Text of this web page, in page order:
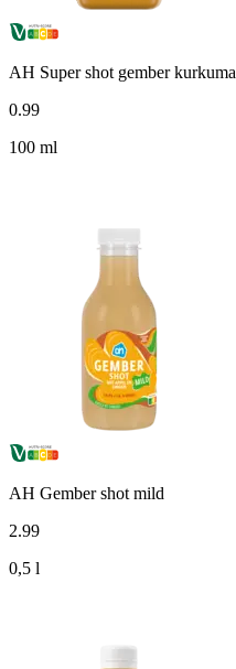
AH Super shot gember kurkuma
0.99
100 ml
AH Gember shot mild
2.99
0,5 l